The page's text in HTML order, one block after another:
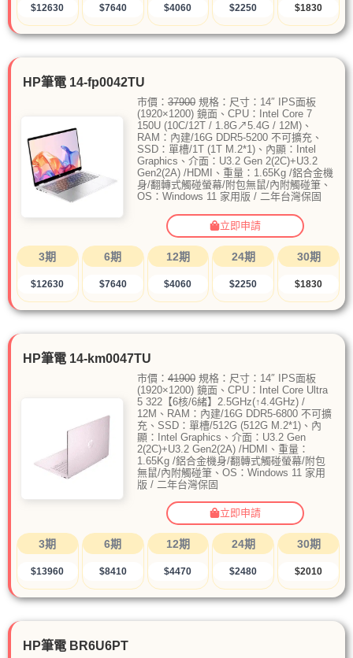
$12630 $7640 $4060 $2250 $1830
HP筆電 14-fp0042TU
市價： 37900規格：尺寸：14″ IPS面板
(1920×1200) 鏡面、CPU：Intel Core 7
150U (10C/12T / 1.8G↗5.4G / 12M)、
RAM：內建/16G DDR5-5200 不可擴充、
SSD：單槽/1T (1T M.2*1)、內顯：Intel
Graphics、介面：U3.2 Gen 2(2C)+U3.2
Gen2(2A) /HDMI、重量：1.65Kg /鋁合金機
身/翻轉式觸碰螢幕/附包無鼠/內附觸碰筆、
OS：Windows 11 家用版 / 二年台灣保固
立即申請
3期
$12630
6期
$7640
12期
$4060
24期
$2250
30期
$1830
HP筆電 14-km0047TU
市價： 41900規格：尺寸：14″ IPS面板
(1920×1200) 鏡面、CPU：Intel Core Ultra
5 322【6核/6緒】2.5GHz(↑4.4GHz) /
12M、RAM：內建/16G DDR5-6800 不可擴
充、SSD：單槽/512G (512G M.2*1)、內
顯：Intel Graphics、介面：U3.2 Gen
2(2C)+U3.2 Gen2(2A) /HDMI、重量：
1.65Kg /鋁合金機身/翻轉式觸碰螢幕/附包
無鼠/內附觸碰筆、OS：Windows 11 家用
版 / 二年台灣保固
立即申請
3期
$13960
6期
$8410
12期
$4470
24期
$2480
30期
$2010
HP筆電 BR6U6PT